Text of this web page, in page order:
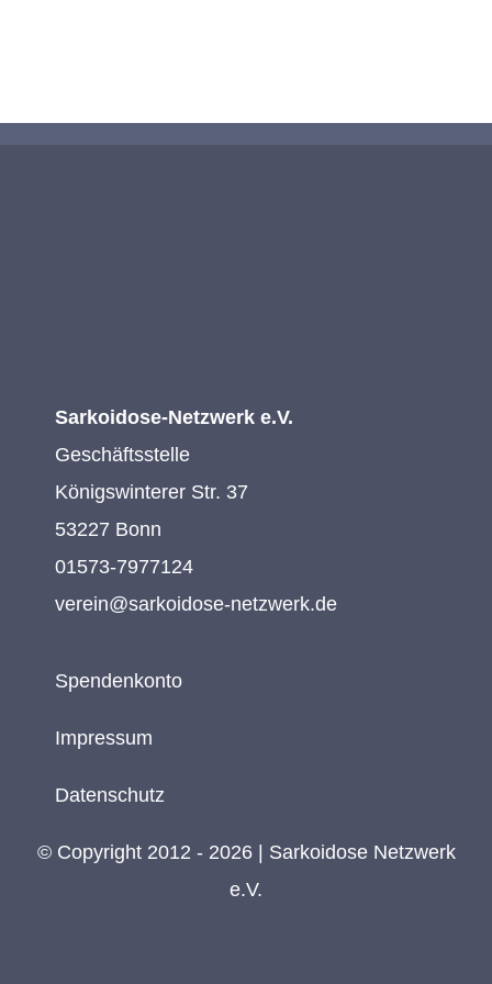
Sarkoidose-Netzwerk e.V.
Geschäftsstelle
Königswinterer Str. 37
53227 Bonn
01573-7977124
verein@sarkoidose-netzwerk.de
Spendenkonto
Impressum
Datenschutz
© Copyright 2012 - 2026 | Sarkoidose Netzwerk
e.V.